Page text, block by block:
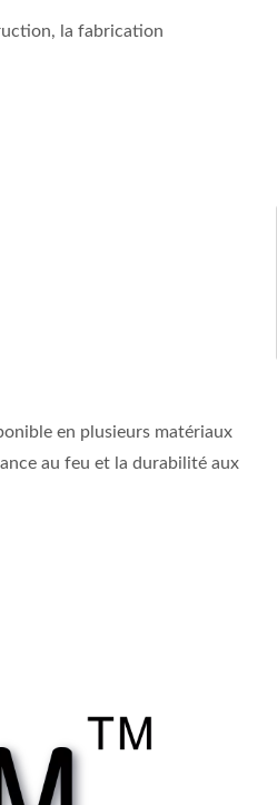
la fabrication
en plusieurs matériaux
au feu et la durabilité aux